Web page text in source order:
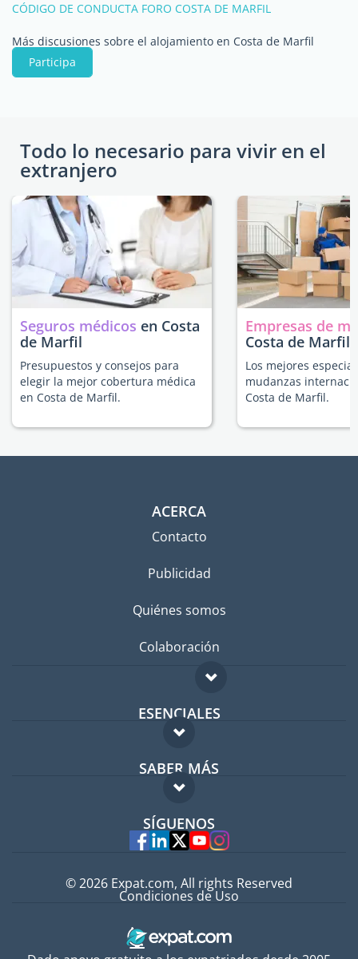
CÓDIGO DE CONDUCTA FORO COSTA DE MARFIL
Más discusiones sobre el alojamiento en Costa de Marfil
Participa
Todo lo necesario para vivir en el
extranjero
Seguros médicos en Costa
de Marfil
Presupuestos y consejos para
elegir la mejor cobertura médica
en Costa de Marfil.
Empresas de
Costa de Marfil
Los mejores
mudanzas
Costa de Marfil.
ACERCA
Contacto
Publicidad
Quiénes somos
Colaboración
ESENCIALES
Foro para expatriados
Guía para expatriados
Trabajos en el extranjero
SABER MÁS
FAQ
Expertos
SÍGUENOS
© 2026 Expat.com, All rights Reserved
Condiciones de Uso